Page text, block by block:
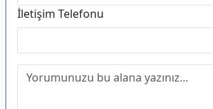
İletişim Telefonu